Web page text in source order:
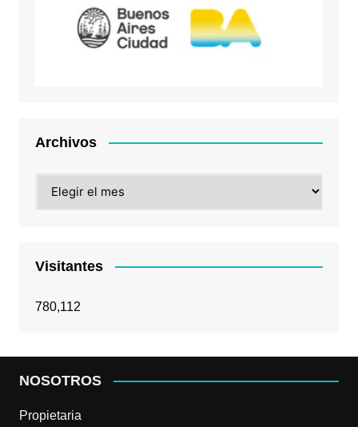
Archivos
Visitantes
780,112
NOSOTROS
Propietaria